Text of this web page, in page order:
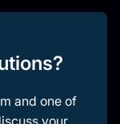
and one of
your